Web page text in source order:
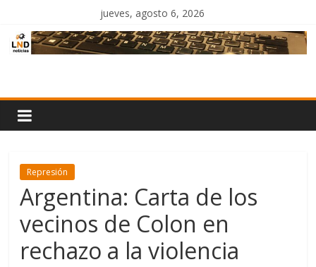
contenido
jueves, agosto 6, 2026
Noticias
Represión
Argentina: Carta de los
vecinos de Colon en
rechazo a la violencia